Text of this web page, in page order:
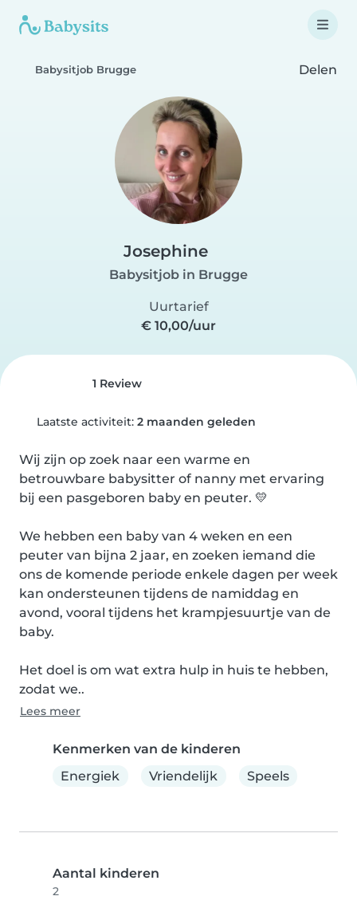
Babysitjob Brugge Delen
Josephine
Babysitjob in Brugge
Uurtarief
€ 10,00/uur
1 Review
Laatste activiteit: 2 maanden geleden
Wij zijn op zoek naar een warme en
betrouwbare babysitter of nanny met ervaring
bij een pasgeboren baby en peuter. 💛
We hebben een baby van 4 weken en een
peuter van bijna 2 jaar, en zoeken iemand die
ons de komende periode enkele dagen per week
kan ondersteunen tijdens de namiddag en
avond, vooral tijdens het krampjesuurtje van de
baby.
Het doel is om wat extra hulp in huis te hebben,
zodat we..
Lees meer
Kenmerken van de kinderen
Energiek
Vriendelijk Speels
Aantal kinderen
2